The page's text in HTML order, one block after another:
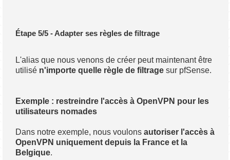
Étape 5/5 - Adapter ses règles de filtrage
L'alias que nous venons de créer peut maintenant être
utilisé n'importe quelle règle de filtrage sur pfSense.
Exemple : restreindre l'accès à OpenVPN pour les
utilisateurs nomades
Dans notre exemple, nous voulonsautoriser l'accès à
OpenVPN uniquement depuis la France et la
Belgique.